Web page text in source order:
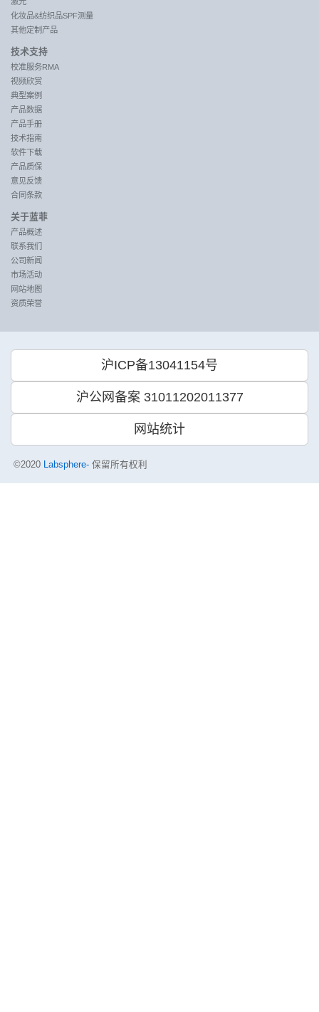
化妆品&纺织品SPF测量
其他定制产品
技术支持
校准服务RMA
视频欣赏
典型案例
产品数据
产品手册
技术指南
软件下载
产品质保
意见反馈
合同条款
关于蓝菲
产品概述
联系我们
公司新闻
市场活动
网站地图
资质荣誉
沪ICP备13041154号
沪公网备案 31011202011377
网站统计
©2020 Labsphere- 保留所有权利